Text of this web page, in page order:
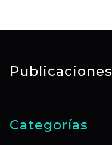
Publicaciones
Categorías